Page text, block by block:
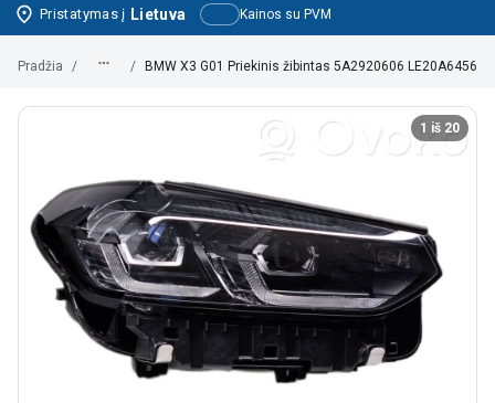
Kainos su PVM
Pristatymas į Lietuva
Pradžia / / BMW X3 G01 Priekinis žibintas 5A2920606 LE20A6456
1 iš 20